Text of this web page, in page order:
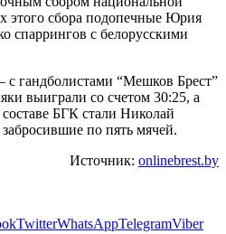
этого сбора подопечные Юрия
спаррингов с белорусскими
с гандболистами “Мешков Брест”
выиграли со счетом 30:25, а
БГК стали Николай
по пять мячей.
Источник: onlinebrest.by
TwitterWhatsAppTelegramViber